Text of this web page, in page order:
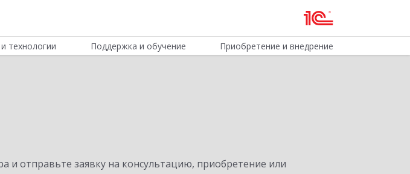
технологии Поддержка и обучение Приобретение и внедрение
отправьте заявку на консультацию, приобретение или